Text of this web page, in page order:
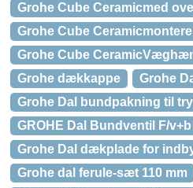
Grohe Cube Ceramicmed
Grohe Cube
Grohe Cube
Grohe dækkappe
Grohe
Grohe Dal bundpakning til
GROHE Dal Bundventil F/
Grohe Dal dækplade for
Grohe dal ferule-sæt 110 mm